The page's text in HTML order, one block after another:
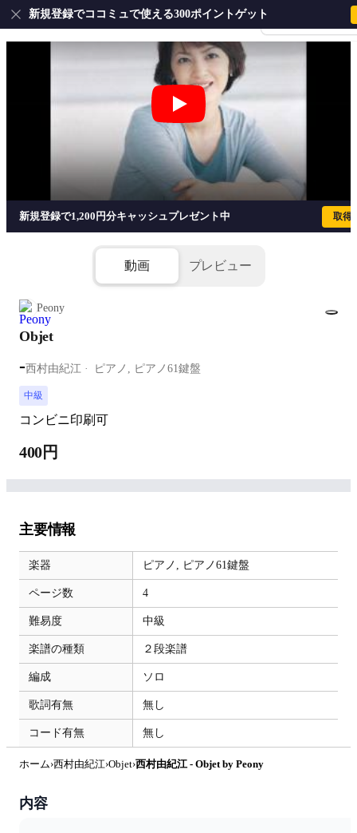
会員登録・ログイ
新規登録でココミュで使える300ポイントゲット
Objet - 西村由紀江
新規登録で1,200円分キャッシュプレゼント中 取得
動画 プレビュー
Peony
Objet
-西村由紀江 ピアノ, ピアノ61鍵盤
中級
コンビニ印刷可
400円
主要情報
楽器 ピアノ, ピアノ61鍵盤
ページ数 4
難易度 中級
楽譜の種類 ２段楽譜
編成 ソロ
歌詞有無 無し
コード有無 無し
ホーム›西村由紀江›Objet›西村由紀江 - Objet by Peony
内容